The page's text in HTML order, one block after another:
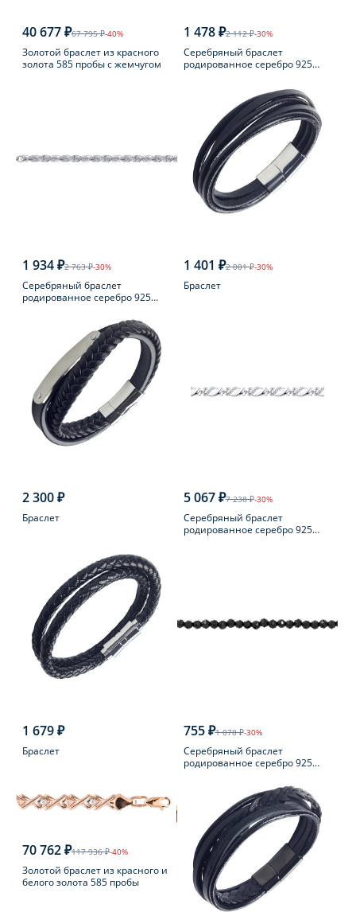
40 677 ₽67 795 ₽-40%
Золотой браслет из красного
золота 585 пробы с жемчугом
1 478 ₽2 112 ₽-30%
Серебряный браслет
родированное серебро 925
1 934 ₽2 763 ₽-30%
Серебряный браслет
родированное серебро 925
1 401 ₽2 001 ₽-30%
Браслет
2 300 ₽
Браслет
5 067 ₽7 238 ₽-30%
Серебряный браслет
родированное серебро 925
1 679 ₽
Браслет
755 ₽1 078 ₽-30%
Серебряный браслет
родированное серебро 925
70 762 ₽117 936 ₽-40%
Золотой браслет из красного и
белого золота 585 пробы